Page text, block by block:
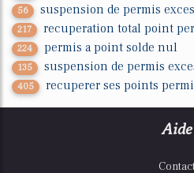
56 suspension de permis
217 recuperation total point
224 permis a point solde nul
135 suspension de permis
405 recuperer ses points
Aide